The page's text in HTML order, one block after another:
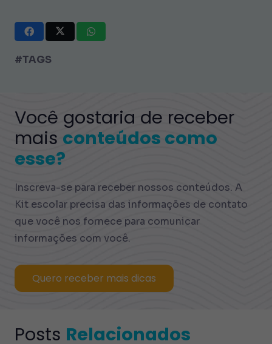
#TAGS
Você gostaria de receber
mais conteúdos como
esse?
Inscreva-se para receber nossos conteúdos. A
Kit escolar precisa das informações de contato
que você nos fornece para comunicar
informações com você.
Quero receber mais dicas
Posts Relacionados